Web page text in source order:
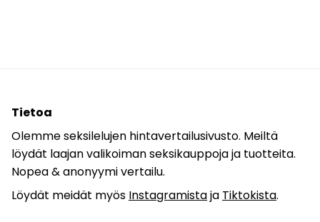
Tietoa
Olemme seksilelujen hintavertailusivusto. Meiltä
löydät laajan valikoiman seksikauppoja ja tuotteita.
Nopea & anonyymi vertailu.
Löydät meidät myös Instagramistaja Tiktokista.